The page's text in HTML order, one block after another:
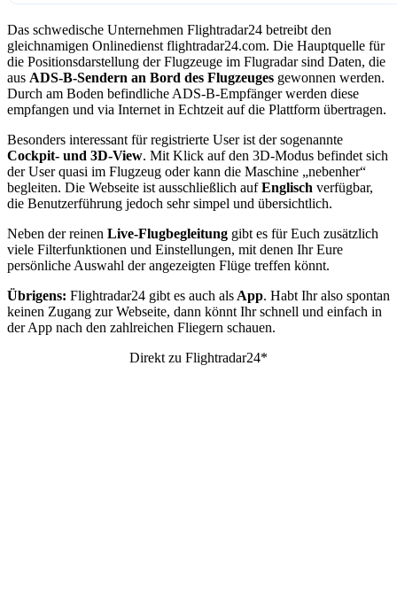
Das schwedische Unternehmen Flightradar24 betreibt den
gleichnamigen Onlinedienst flightradar24.com. Die Hauptquelle für
die Positionsdarstellung der Flugzeuge im Flugradar sind Daten, die
aus ADS-B-Sendern an Bord des Flugzeuges gewonnen werden.
Durch am Boden befindliche ADS-B-Empfänger werden diese
empfangen und via Internet in Echtzeit auf die Plattform übertragen.
Besonders interessant für registrierte User ist der sogenannte
Cockpit- und 3D-View. Mit Klick auf den 3D-Modus befindet sich
der User quasi im Flugzeug oder kann die Maschine „nebenher“
begleiten. Die Webseite ist ausschließlich aufEnglisch verfügbar,
die Benutzerführung jedoch sehr simpel und übersichtlich.
Neben der reinen Live-Flugbegleitung gibt es für Euch zusätzlich
viele Filterfunktionen und Einstellungen, mit denen Ihr Eure
persönliche Auswahl der angezeigten Flüge treffen könnt.
Übrigens: Flightradar24 gibt es auch als App. Habt Ihr also spontan
keinen Zugang zur Webseite, dann könnt Ihr schnell und einfach in
der App nach den zahlreichen Fliegern schauen.
Direkt zu Flightradar24*